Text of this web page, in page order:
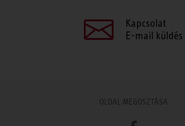
Kapcsolat
E-mail küldés
OLDAL MEGOSZTÁSA